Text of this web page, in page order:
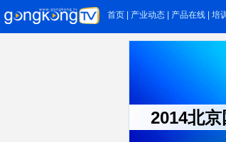
工控网视频
首页 产业动态 产品在线 培
2014北